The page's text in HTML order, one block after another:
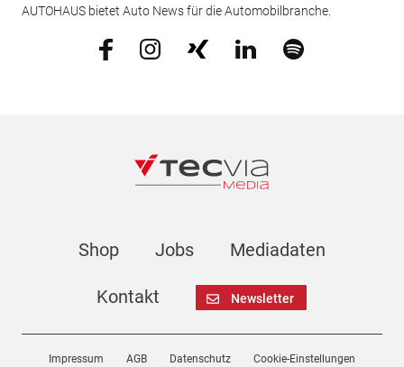
AUTOHAUS bietet Auto News für die Automobilbranche.
Shop Jobs Mediadaten
Kontakt Newsletter
Impressum AGB Datenschutz Cookie-Einstellungen